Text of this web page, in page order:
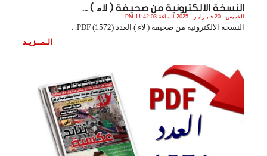
النسخة الالكترونية من صحيفة ( لاء ) ...
الخميس , 20 فـبـرايـر , 2025 الساعة 11:42:03 PM
النسخة الالكترونية من صحيفة ( لاء ) العدد (1572) PDF. .
الـمــزيـد